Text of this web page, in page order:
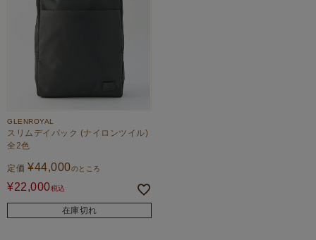
GLENROYAL
スリムデイパック (ナイロンツイル)
全2色
定価 ¥44,000のところ
¥22,000税込
在庫切れ